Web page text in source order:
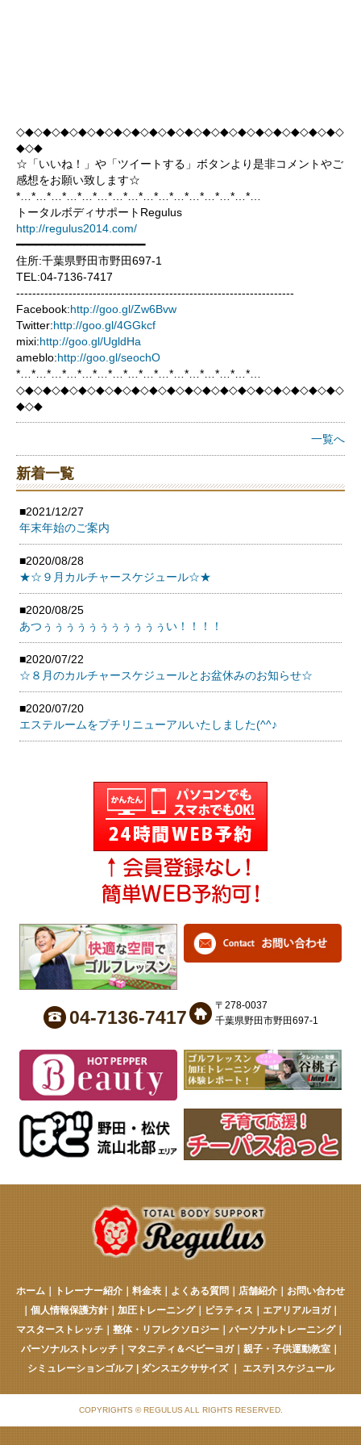
◇◆◇◆◇◆◇◆◇◆◇◆◇◆◇◆◇◆◇◆◇◆◇◆◇◆◇◆◇◆◇◆◇◆◇◆◇
◆◇◆
☆「いいね！」や「ツイートする」ボタンより是非コメントやご
感想をお願い致します☆
*…*…*…*…*…*…*…*…*…*…*…*…*…*…*…*…
トータルボディサポートRegulus
http://regulus2014.com/
━━━━━━━━━━━━━━━━━━━━
住所:千葉県野田市野田697-1
TEL:04-7136-7417
---------------------------------------------------------------------
Facebook:http://goo.gl/Zw6Bvw
Twitter:http://goo.gl/4GGkcf
mixi:http://goo.gl/UgldHa
ameblo:http://goo.gl/seochO
*…*…*…*…*…*…*…*…*…*…*…*…*…*…*…*…
◇◆◇◆◇◆◇◆◇◆◇◆◇◆◇◆◇◆◇◆◇◆◇◆◇◆◇◆◇◆◇◆◇◆◇◆◇
◆◇◆
一覧へ
新着一覧
■2021/12/27
年末年始のご案内
■2020/08/28
★☆９月カルチャースケジュール☆★
■2020/08/25
あつぅぅぅぅぅぅぅぅぅぅぅい！！！！
■2020/07/22
☆８月のカルチャースケジュールとお盆休みのお知らせ☆
■2020/07/20
エステルームをプチリニューアルいたしました(^^♪
04-7136-7417
〒278-0037
千葉県野田市野田697-1
ホーム トレーナー紹介 料金表 よくある質問 店舗紹介
お問い合わせ
個人情報保護方針｜ 加圧トレーニング｜ ピラティス エアリアルヨガ｜
マスターストレッチ
整体・リフレクソロジー パーソナルトレーニング｜
パーソナルストレッチ
マタニティ＆ベビーヨガ｜ 親子・子供運動教室
シミュレーションゴルフ
ダンスエクササイズ｜ エステ| スケジュール
COPYRIGHTS © REGULUS ALL RIGHTS RESERVED.